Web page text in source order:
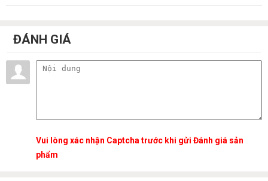
ĐÁNH GIÁ
Vui lòng xác nhận Captcha trước khi gửi Đánh giá sản
phẩm